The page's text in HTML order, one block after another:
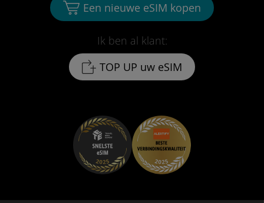
Ik ben al klant:
TOP UP uw eSIM
Een nieuwe eSIM kopen